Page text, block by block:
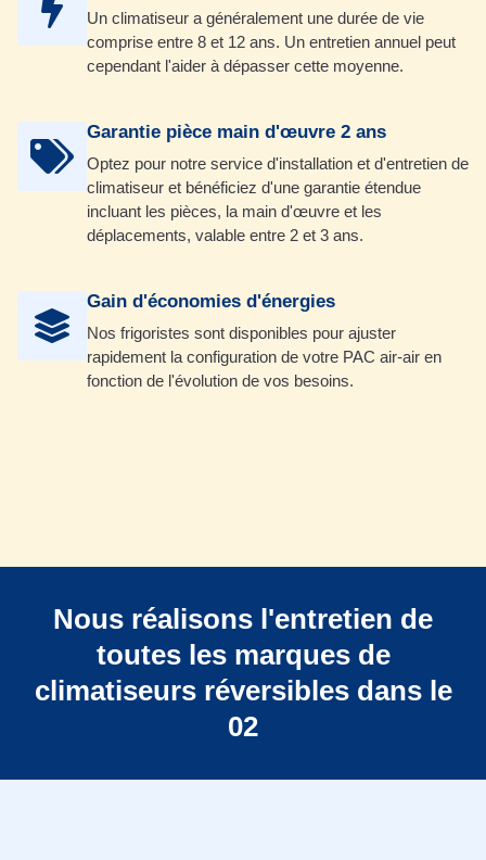
Un climatiseur a généralement une durée de vie
comprise entre 8 et 12 ans. Un entretien annuel peut
cependant l'aider à dépasser cette moyenne.
Garantie pièce main d'œuvre 2 ans
Optez pour notre service d'installation et d'entretien de
climatiseur et bénéficiez d'une garantie étendue
incluant les pièces, la main d'œuvre et les
déplacements, valable entre 2 et 3 ans.
Gain d'économies d'énergies
Nos frigoristes sont disponibles pour ajuster
rapidement la configuration de votre PAC air-air en
fonction de l'évolution de vos besoins.
Nous réalisons l'entretien de
toutes les marques de
climatiseurs réversibles dans le
02